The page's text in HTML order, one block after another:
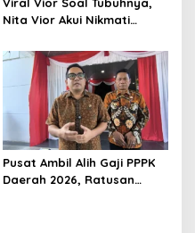
Nita Vior Akui Nikmati
Pusat Ambil Alih Gaji PPPK
Daerah 2026, Ratusan